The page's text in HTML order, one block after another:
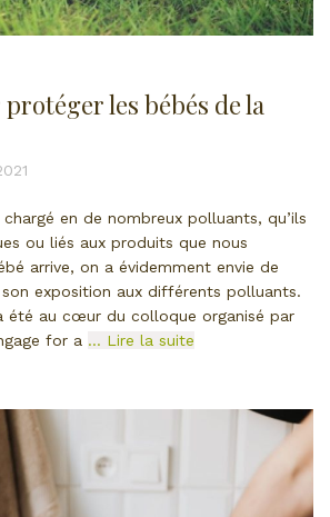
les bébés de la
chargé en de nombreux polluants, qu’ils
ou liés aux produits que nous
arrive, on a évidemment envie de
exposition aux différents polluants.
été au cœur du colloque organisé par
for a … Lire la suite